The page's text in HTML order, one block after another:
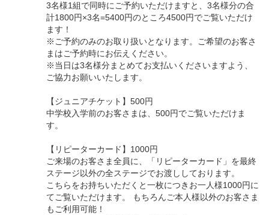
3名様1組で同時にご予約いただけますと、3名様分の合
計1800円×3名=5400円のところ4500円でご覧いただけ
ます！
※ご予約のみのお取り扱いとなります。ご希望のお客さ
まはご予約時にお伝えください。
※当日は3名様分まとめてお支払いくださいますよう、
ご協力お願いいたします。
【ジュニアチケット】500円
中学校入学前のお客さまは、500円でご覧いただけま
す。
【リピーターカード】1000円
ご来場のお客さま全員に、「リピーターカード」を最終
ステージ以外の全ステージでお渡ししております。
こちらをお持ちいただくと一枚につきお一人様1000円に
てご覧いただけます。 もちろんご本人様以外のお客さま
もご利用可能！